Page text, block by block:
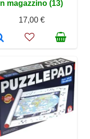
In magazzino (13)
17,00 €